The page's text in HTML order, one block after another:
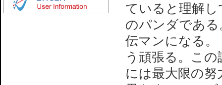
ていると理解し
のパンダである
伝マンになる。
う頑張る。こ
には最大限の